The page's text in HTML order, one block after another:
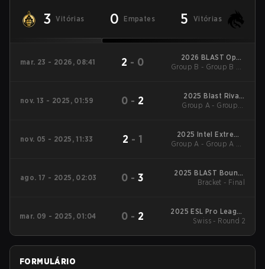
3 Vitórias 0 Empates 5 Vitórias
mar. 23 - 2026, 08:41 2 - 0
2026 BLAST Open
Spring Rotterdam
Group B - Group B LB
nov. 13 - 2025, 01:59 0 - 2
2025 Blast Rivals
Season 2
Group A - Group A
nov. 05 - 2025, 11:33 2 - 1
2025 Intel Extreme
Masters Chengdu
Group A - Group A LB
ago. 17 - 2025, 02:03 0 - 3
2025 BLAST Bounty
Fall
Bracket - Final
mar. 09 - 2025, 01:04 0 - 2
2025 ESL Pro League
Season 21
Swiss - Round 2
FORMULÁRIO